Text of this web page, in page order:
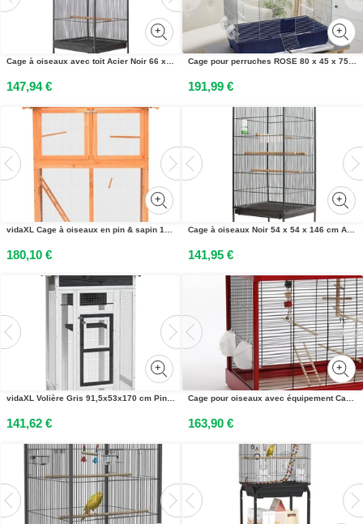
Cage à oiseaux avec toit Acier Noir 66 x 66 x 155 cm
147,94 €
Cage pour perruches ROSE 80 x 45 x 75 cm - rose - 1 pièce
191,99 €
vidaXL Cage à oiseaux en pin & sapin 125,5x59,5x164 cm
180,10 €
Cage à oiseaux Noir 54 x 54 x 146 cm Acier
141,95 €
vidaXL Volière Gris 91,5x53x170 cm Pin massif
141,62 €
Cage pour oiseaux avec équipement Cage pour canaris Perruche 75x43x58
163,90 €